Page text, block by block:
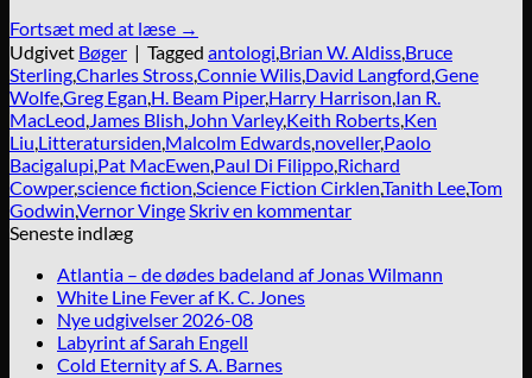
Fortsæt med at læse →
Udgivet Bøger | Tagged antologi,Brian W. Aldiss,Bruce
Sterling,Charles Stross,Connie Wilis,David Langford,Gene
Wolfe,Greg Egan,H. Beam Piper,Harry Harrison,Ian R.
MacLeod,James Blish,John Varley,Keith Roberts,Ken
Liu,Litteratursiden,Malcolm Edwards,noveller,Paolo
Bacigalupi,Pat MacEwen,Paul Di Filippo,Richard
Cowper,science fiction,Science Fiction Cirklen,Tanith Lee,Tom
Godwin,Vernor VingeSkriv en kommentar
Seneste indlæg
Atlantia – de dødes badeland af Jonas Wilmann
White Line Fever af K. C. Jones
Nye udgivelser 2026-08
Labyrint af Sarah Engell
Cold Eternity af S. A. Barnes